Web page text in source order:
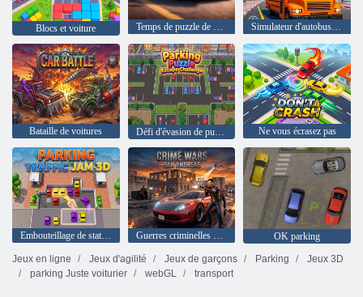
Blocs et voiture Temps de puzzle de voitures de course Simulateur d'autobus scolaire 3D
Bataille de voitures Défi d'évasion de puzzle de stationnement Ne vous écrasez pas
Embouteillage de stationnement 3D Guerres criminelles San Andreas
OK parking
Jeux en ligne
Jeux d'agilité Jeux de garçons Parking
Jeux 3D
parking Juste voiturier
webGL transport